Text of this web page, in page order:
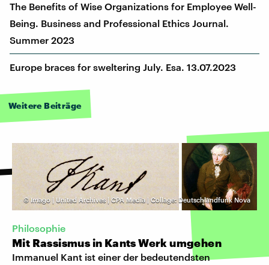
The Benefits of Wise Organizations for Employee Well-
Being. Business and Professional Ethics Journal.
Summer 2023
Europe braces for sweltering July. Esa. 13.07.2023
Weitere Beiträge
©Imago | United Archives | CPA Media | Collage: Deutschlandfunk Nova
Philosophie
Mit Rassismus in Kants Werk umgehen
Immanuel Kant ist einer der bedeutendsten